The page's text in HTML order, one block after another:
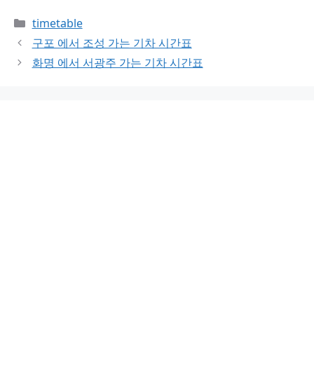
Categories
timetable
구포 에서 조성 가는 기차 시간표
화명 에서 서광주 가는 기차 시간표